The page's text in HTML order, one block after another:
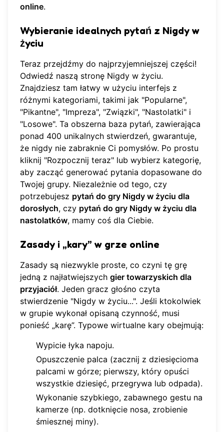
online.
Wybieranie idealnych pytań z Nigdy w
życiu
Teraz przejdźmy do najprzyjemniejszej części!
Odwiedź naszą stronę Nigdy w życiu.
Znajdziesz tam łatwy w użyciu interfejs z
różnymi kategoriami, takimi jak "Popularne",
"Pikantne", "Impreza", "Związki", "Nastolatki" i
"Losowe". Ta obszerna baza pytań, zawierająca
ponad 400 unikalnych stwierdzeń, gwarantuje,
że nigdy nie zabraknie Ci pomysłów. Po prostu
kliknij "Rozpocznij teraz" lub wybierz kategorię,
aby zacząć generować pytania dopasowane do
Twojej grupy. Niezależnie od tego, czy
potrzebujesz pytań do gry Nigdy w życiu dla
dorosłych, czy pytań do gry Nigdy w życiu dla
nastolatków, mamy coś dla Ciebie.
Zasady i „kary” w grze online
Zasady są niezwykle proste, co czyni tę grę
jedną z najłatwiejszych gier towarzyskich dla
przyjaciół. Jeden gracz głośno czyta
stwierdzenie "Nigdy w życiu...". Jeśli ktokolwiek
w grupie wykonał opisaną czynność, musi
ponieść „karę”. Typowe wirtualne kary obejmują:
Wypicie łyka napoju.
Opuszczenie palca (zacznij z dziesięcioma
palcami w górze; pierwszy, który opuści
wszystkie dziesięć, przegrywa lub odpada).
Wykonanie szybkiego, zabawnego gestu na
kamerze (np. dotknięcie nosa, zrobienie
śmiesznej miny).